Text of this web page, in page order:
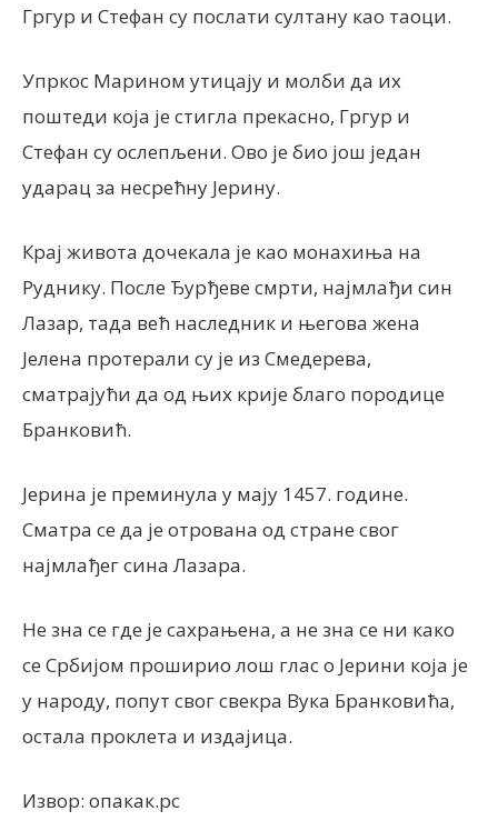
Гргур и Стефан су послати султану као таоци.
Упркос Марином утицају и молби да их
поштеди која је стигла прекасно, Гргур и
Стефан су ослепљени. Ово је био још један
ударац за несрећну Јерину.
Крај живота дочекала је као монахиња на
Руднику. После Ђурђеве смрти, најмлађи син
Лазар, тада већ наследник и његова жена
Јелена протерали су је из Смедерева,
сматрајући да од њих крије благо породице
Бранковић.
Јерина је преминула у мају 1457. године.
Сматра се да је отрована од стране свог
најмлађег сина Лазара.
Не зна се где је сахрањена, а не зна се ни како
се Србијом проширио лош глас о Јерини која је
у народу, попут свог свекра Вука Бранковића,
остала проклета и издајица.
Извор: опакак.рс